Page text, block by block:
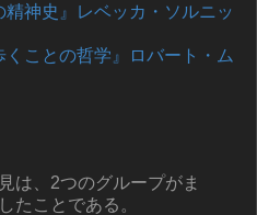
神史』レベッカ・ソルニッ
ことの哲学』ロバート・ム
は、2つのグループがま
たことである。